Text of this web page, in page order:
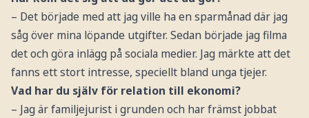
– Det började med att jag ville ha en sparmånad där jag
såg över mina löpande utgifter. Sedan började jag filma
det och göra inlägg på sociala medier. Jag märkte att det
fanns ett stort intresse, speciellt bland unga tjejer.
Vad har du själv för relation till ekonomi?
– Jag är familjejurist i grunden och har främst jobbat